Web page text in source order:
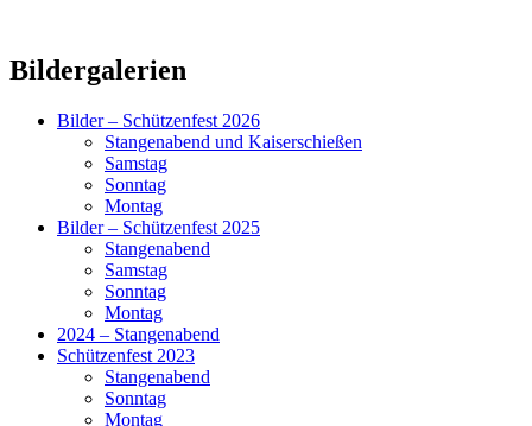
Primärer
Widgetbereich
Bildergalerien
Bilder – Schützenfest 2026
Stangenabend und Kaiserschießen
Samstag
Sonntag
Montag
Bilder – Schützenfest 2025
Stangenabend
Samstag
Sonntag
Montag
2024 – Stangenabend
Schützenfest 2023
Stangenabend
Sonntag
Montag